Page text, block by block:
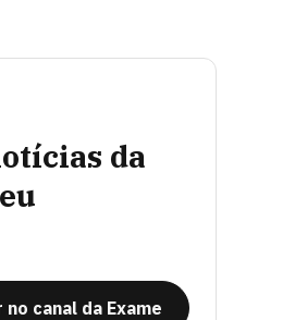
da
no canal da Exame